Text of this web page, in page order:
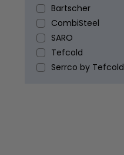
Bartscher
CombiSteel
SARO
Tefcold
Serrco by Tefcold